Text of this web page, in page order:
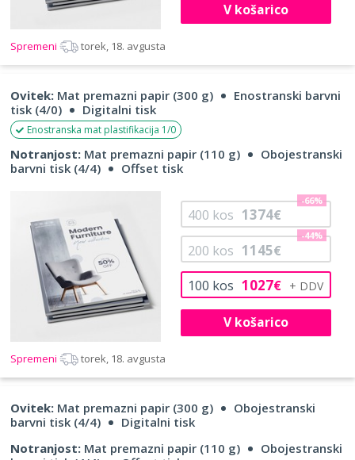
V košarico
Spremeni torek, 18. avgusta
Ovitek: Mat premazni papir (300 g)
Enostranski barvni
tisk (4/0)
Digitalni tisk
Enostranska mat plastifikacija 1/0
Notranjost: Mat premazni papir (110 g)
Obojestranski
barvni tisk (4/4)
Offset tisk
100 kos 1027€
200 kos 1145€
-44%
400 kos 1374€
-66%
V košarico
Spremeni torek, 18. avgusta
Ovitek: Mat premazni papir (300 g)
Obojestranski
barvni tisk (4/4)
Digitalni tisk
Notranjost: Mat premazni papir (110 g)
Obojestranski